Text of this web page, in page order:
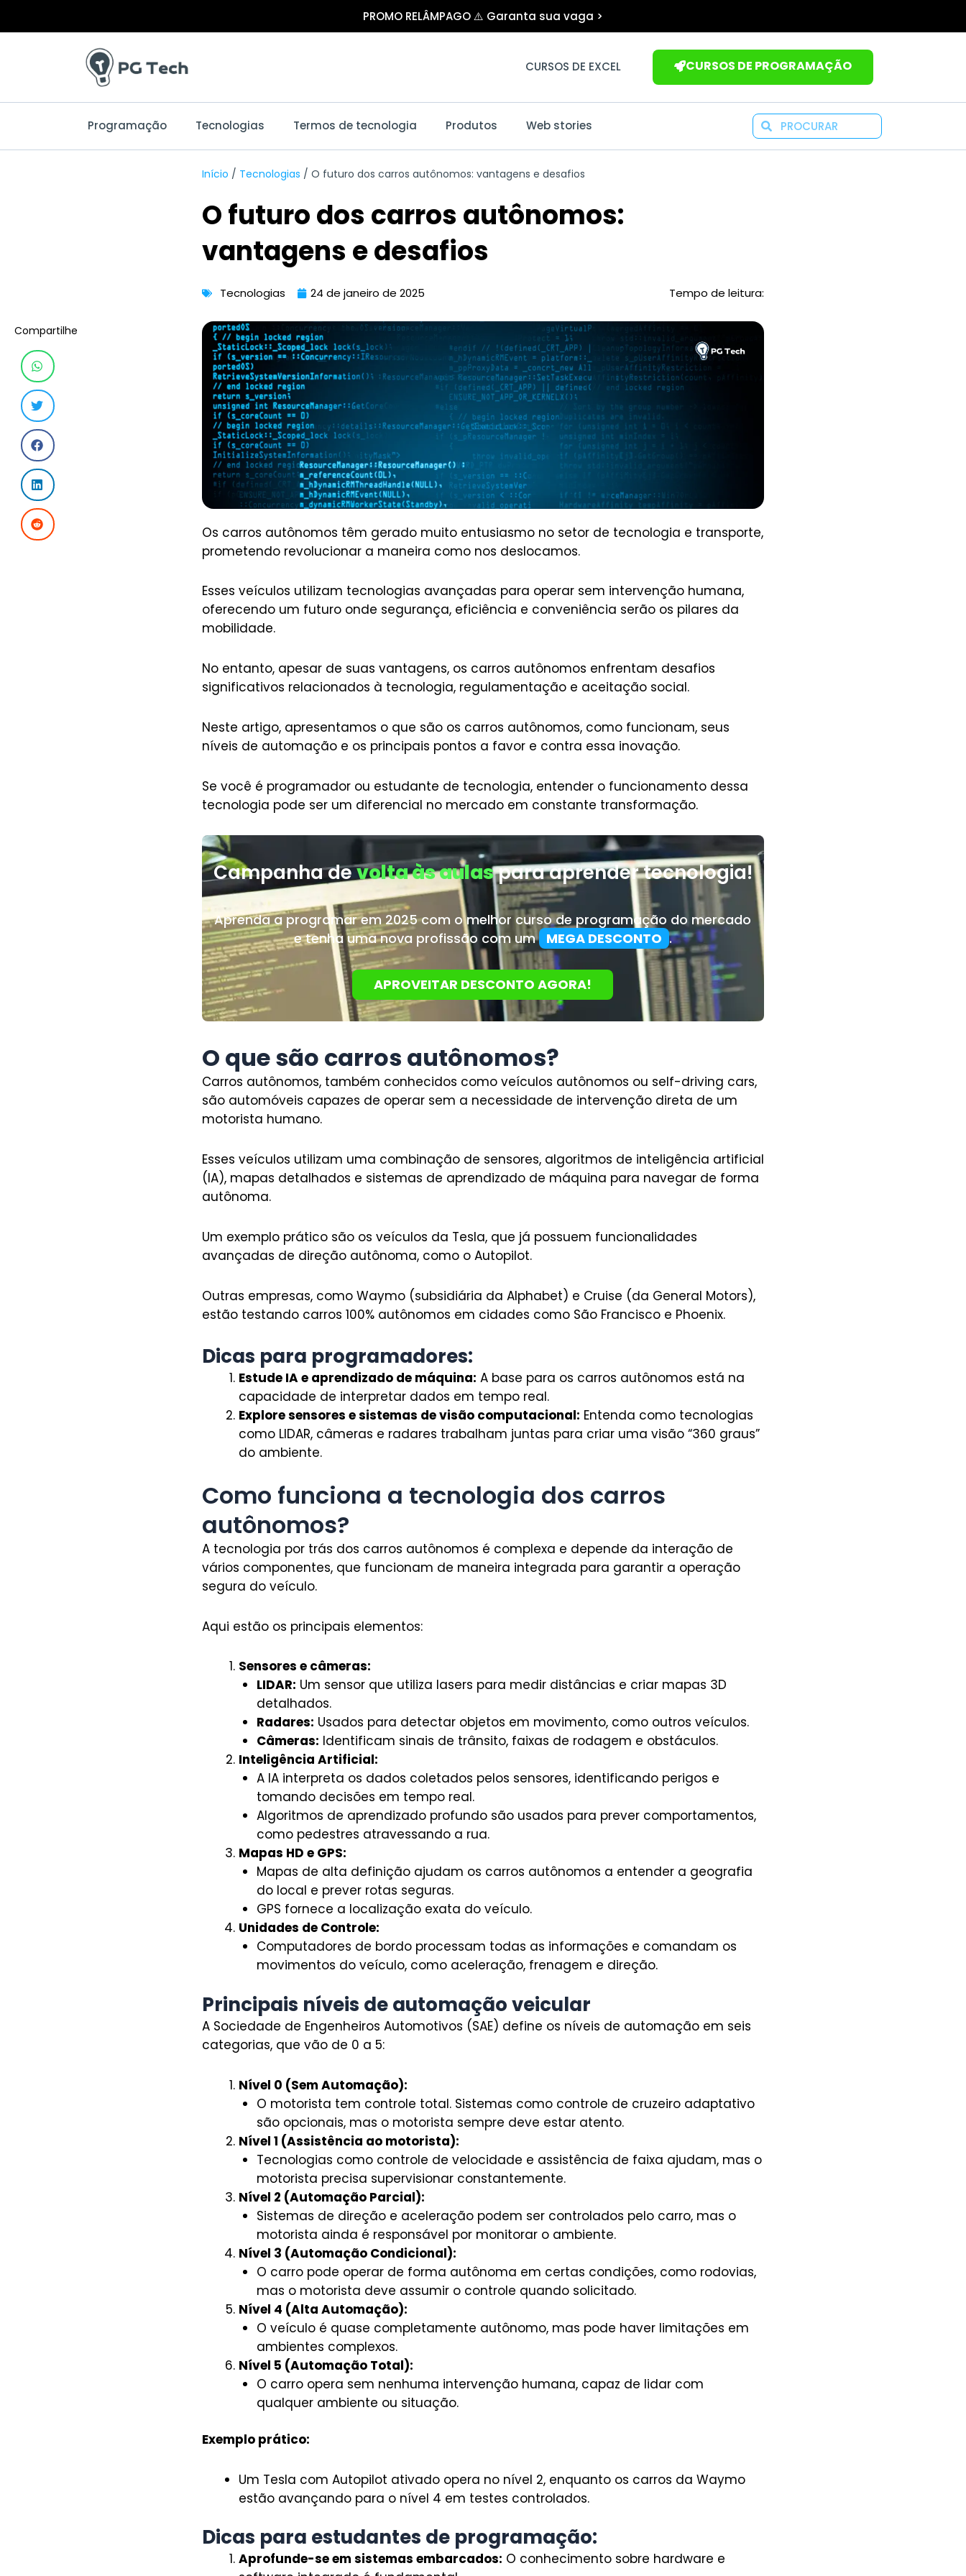
PROMO RELÂMPAGO ⚠️ Garanta sua vaga >
CURSOS DE EXCEL CURSOS DE PROGRAMAÇÃO
Programação Tecnologias Termos de tecnologia Produtos Web stories Search
Início / Tecnologias / O futuro dos carros autônomos: vantagens e desafios
O futuro dos carros autônomos:
vantagens e desafios
Tecnologias 24 de janeiro de 2025 Tempo de leitura:
Compartilhe
Os carros autônomos têm gerado muito entusiasmo no setor de tecnologia e transporte,
prometendo revolucionar a maneira como nos deslocamos.
Esses veículos utilizam tecnologias avançadas para operar sem intervenção humana,
oferecendo um futuro onde segurança, eficiência e conveniência serão os pilares da
mobilidade.
No entanto, apesar de suas vantagens, os carros autônomos enfrentam desafios
significativos relacionados à tecnologia, regulamentação e aceitação social.
Neste artigo, apresentamos o que são os carros autônomos, como funcionam, seus
níveis de automação e os principais pontos a favor e contra essa inovação.
Se você é programador ou estudante de tecnologia, entender o funcionamento dessa
tecnologia pode ser um diferencial no mercado em constante transformação.
Campanha devolta às aulaspara aprender tecnologia!
Aprenda a programar em 2025 com o melhor curso de programação do mercado
e tenha uma nova profissão com um MEGA DESCONTO .
APROVEITAR DESCONTO AGORA!
O que são carros autônomos?
Carros autônomos, também conhecidos como veículos autônomos ou self-driving cars,
são automóveis capazes de operar sem a necessidade de intervenção direta de um
motorista humano.
Esses veículos utilizam uma combinação de sensores, algoritmos de inteligência artificial
(IA), mapas detalhados e sistemas de aprendizado de máquina para navegar de forma
autônoma.
Um exemplo prático são os veículos da Tesla, que já possuem funcionalidades
avançadas de direção autônoma, como o Autopilot.
Outras empresas, como Waymo (subsidiária da Alphabet) e Cruise (da General Motors),
estão testando carros 100% autônomos em cidades como São Francisco e Phoenix.
Dicas para programadores:
Estude IA e aprendizado de máquina: A base para os carros autônomos está na
capacidade de interpretar dados em tempo real.
Explore sensores e sistemas de visão computacional: Entenda como tecnologias
como LIDAR, câmeras e radares trabalham juntas para criar uma visão “360 graus”
do ambiente.
Como funciona a tecnologia dos carros
autônomos?
A tecnologia por trás dos carros autônomos é complexa e depende da interação de
vários componentes, que funcionam de maneira integrada para garantir a operação
segura do veículo.
Aqui estão os principais elementos:
Sensores e câmeras:
LIDAR: Um sensor que utiliza lasers para medir distâncias e criar mapas 3D
detalhados.
Radares: Usados para detectar objetos em movimento, como outros veículos.
Câmeras: Identificam sinais de trânsito, faixas de rodagem e obstáculos.
Inteligência Artificial:
A IA interpreta os dados coletados pelos sensores, identificando perigos e
tomando decisões em tempo real.
Algoritmos de aprendizado profundo são usados para prever comportamentos,
como pedestres atravessando a rua.
Mapas HD e GPS:
Mapas de alta definição ajudam os carros autônomos a entender a geografia
do local e prever rotas seguras.
GPS fornece a localização exata do veículo.
Unidades de Controle:
Computadores de bordo processam todas as informações e comandam os
movimentos do veículo, como aceleração, frenagem e direção.
Principais níveis de automação veicular
A Sociedade de Engenheiros Automotivos (SAE) define os níveis de automação em seis
categorias, que vão de 0 a 5:
Nível 0 (Sem Automação):
O motorista tem controle total. Sistemas como controle de cruzeiro adaptativo
são opcionais, mas o motorista sempre deve estar atento.
Nível 1 (Assistência ao motorista):
Tecnologias como controle de velocidade e assistência de faixa ajudam, mas o
motorista precisa supervisionar constantemente.
Nível 2 (Automação Parcial):
Sistemas de direção e aceleração podem ser controlados pelo carro, mas o
motorista ainda é responsável por monitorar o ambiente.
Nível 3 (Automação Condicional):
O carro pode operar de forma autônoma em certas condições, como rodovias,
mas o motorista deve assumir o controle quando solicitado.
Nível 4 (Alta Automação):
O veículo é quase completamente autônomo, mas pode haver limitações em
ambientes complexos.
Nível 5 (Automação Total):
O carro opera sem nenhuma intervenção humana, capaz de lidar com
qualquer ambiente ou situação.
Exemplo prático:
Um Tesla com Autopilot ativado opera no nível 2, enquanto os carros da Waymo
estão avançando para o nível 4 em testes controlados.
Dicas para estudantes de programação:
Aprofunde-se em sistemas embarcados: O conhecimento sobre hardware e